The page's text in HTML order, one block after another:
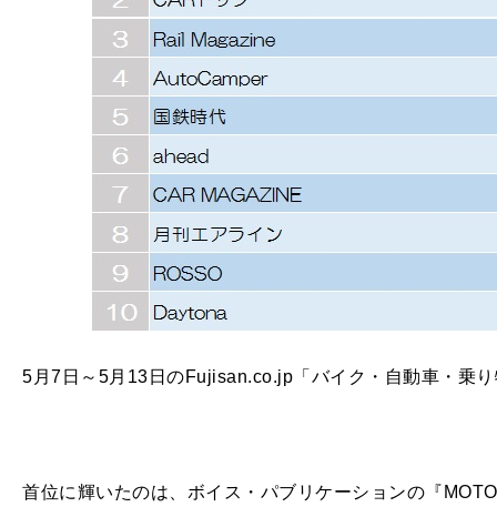
5月7日～5月13日のFujisan.co.jp「バイク・自動車・乗
首位に輝いたのは、ボイス・パブリケーションの『